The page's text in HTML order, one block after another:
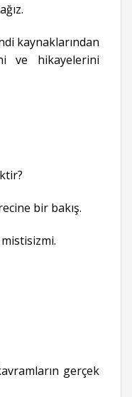
kaynaklarından
ve hikayelerini
bir bakış.
gerçek